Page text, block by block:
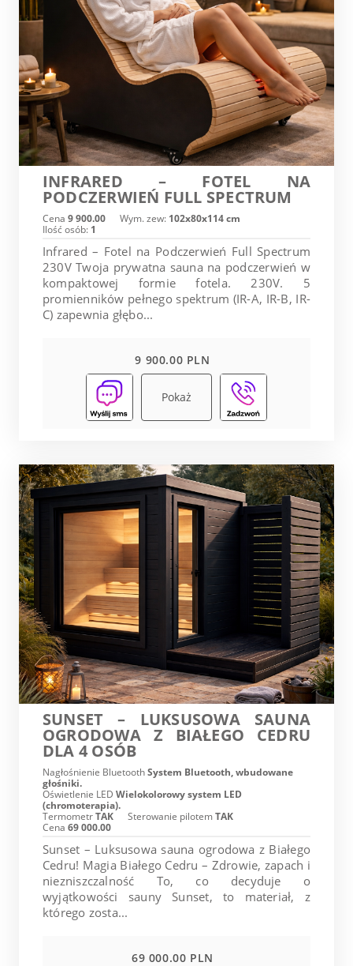
INFRARED – FOTEL NA
PODCZERWIEŃ FULL SPECTRUM
Cena 9 900.00 Wym. zew: 102x80x114 cm
Ilość osób: 1
Infrared – Fotel na Podczerwień Full Spectrum
230V Twoja prywatna sauna na podczerwień w
kompaktowej formie fotela. 230V. 5
promienników pełnego spektrum (IR-A, IR-B, IR-
C) zapewnia głębo...
9 900.00 PLN
Pokaż
SUNSET – LUKSUSOWA SAUNA
OGRODOWA Z BIAŁEGO CEDRU
DLA 4 OSÓB
Nagłośnienie BluetoothSystem Bluetooth, wbudowane
głośniki.
Oświetlenie LED Wielokolorowy system LED
(chromoterapia).
TermometrTAK Sterowanie pilotemTAK
Cena 69 000.00
Sunset – Luksusowa sauna ogrodowa z Białego
Cedru! Magia Białego Cedru – Zdrowie, zapach i
niezniszczalność To, co decyduje o
wyjątkowości sauny Sunset, to materiał, z
którego zosta...
69 000.00 PLN